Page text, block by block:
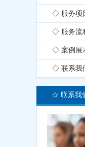
◇ 服务项
◇ 服务流
◇ 案例展
◇ 联系我
☆ 联系我